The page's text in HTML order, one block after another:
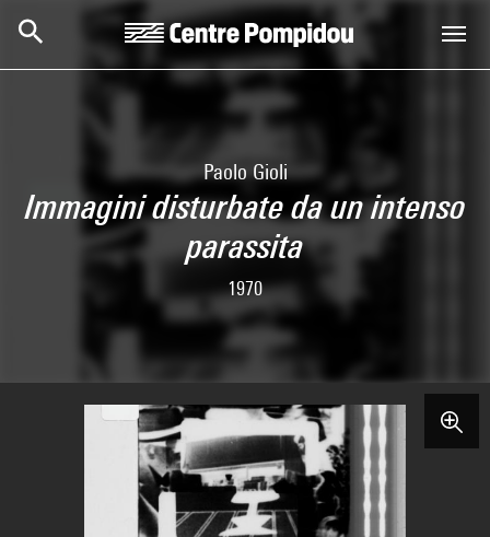
Skip to main content
Centre Pompidou
Paolo Gioli
Immagini disturbate da un intenso
parassita
1970